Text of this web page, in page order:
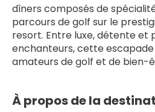
dîners composés de
parcours de golf sur le
resort. Entre luxe, détente et
enchanteurs, cette
amateurs de golf et de bien-
À propos de la